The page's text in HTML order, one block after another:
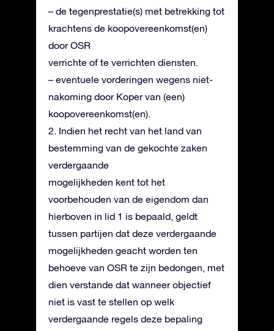
– de tegenprestatie(s) met betrekking tot
krachtens de koopovereenkomst(en)
door OSR
verrichte of te verrichten diensten.
– eventuele vorderingen wegens niet-
nakoming door Koper van (een)
koopovereenkomst(en).
2. Indien het recht van het land van
bestemming van de gekochte zaken
verdergaande
mogelijkheden kent tot het
voorbehouden van de eigendom dan
hierboven in lid 1 is bepaald, geldt
tussen partijen dat deze verdergaande
mogelijkheden geacht worden ten
behoeve van OSR te zijn bedongen, met
dien verstande dat wanneer objectief
niet is vast te stellen op welk
verdergaande regels deze bepaling